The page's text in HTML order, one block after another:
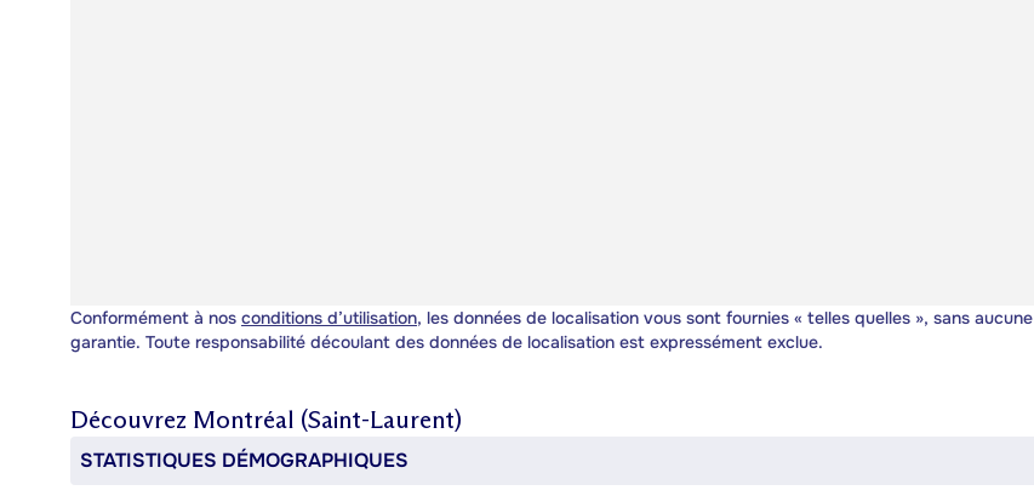
Conformément à nos conditions d’utilisation, les données de localisation vous sont fournies « telles quelles », sans aucune
garantie. Toute responsabilité découlant des données de localisation est expressément exclue.
Découvrez Montréal (Saint-Laurent)
STATISTIQUES DÉMOGRAPHIQUES